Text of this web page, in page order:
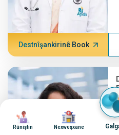
Destnîşankirinê Book
Wêne
Rûniştin
Wêne
Nexweşxane